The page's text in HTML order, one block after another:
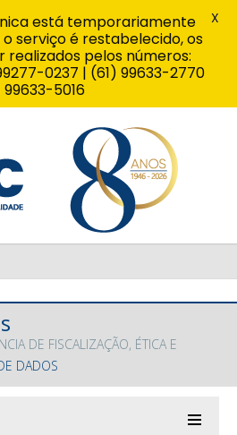
DE FISCALIZAÇÃO, ÉTICA E
DADOS
está temporariamente
serviço é restabelecido, os
pelos números:
0237 | (61) 99633-2770
99633-5016
X